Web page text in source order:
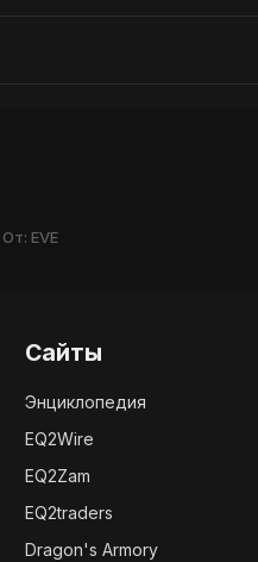
От: EVE
Сайты
Энциклопедия
EQ2Wire
EQ2Zam
EQ2traders
Dragon's Armory